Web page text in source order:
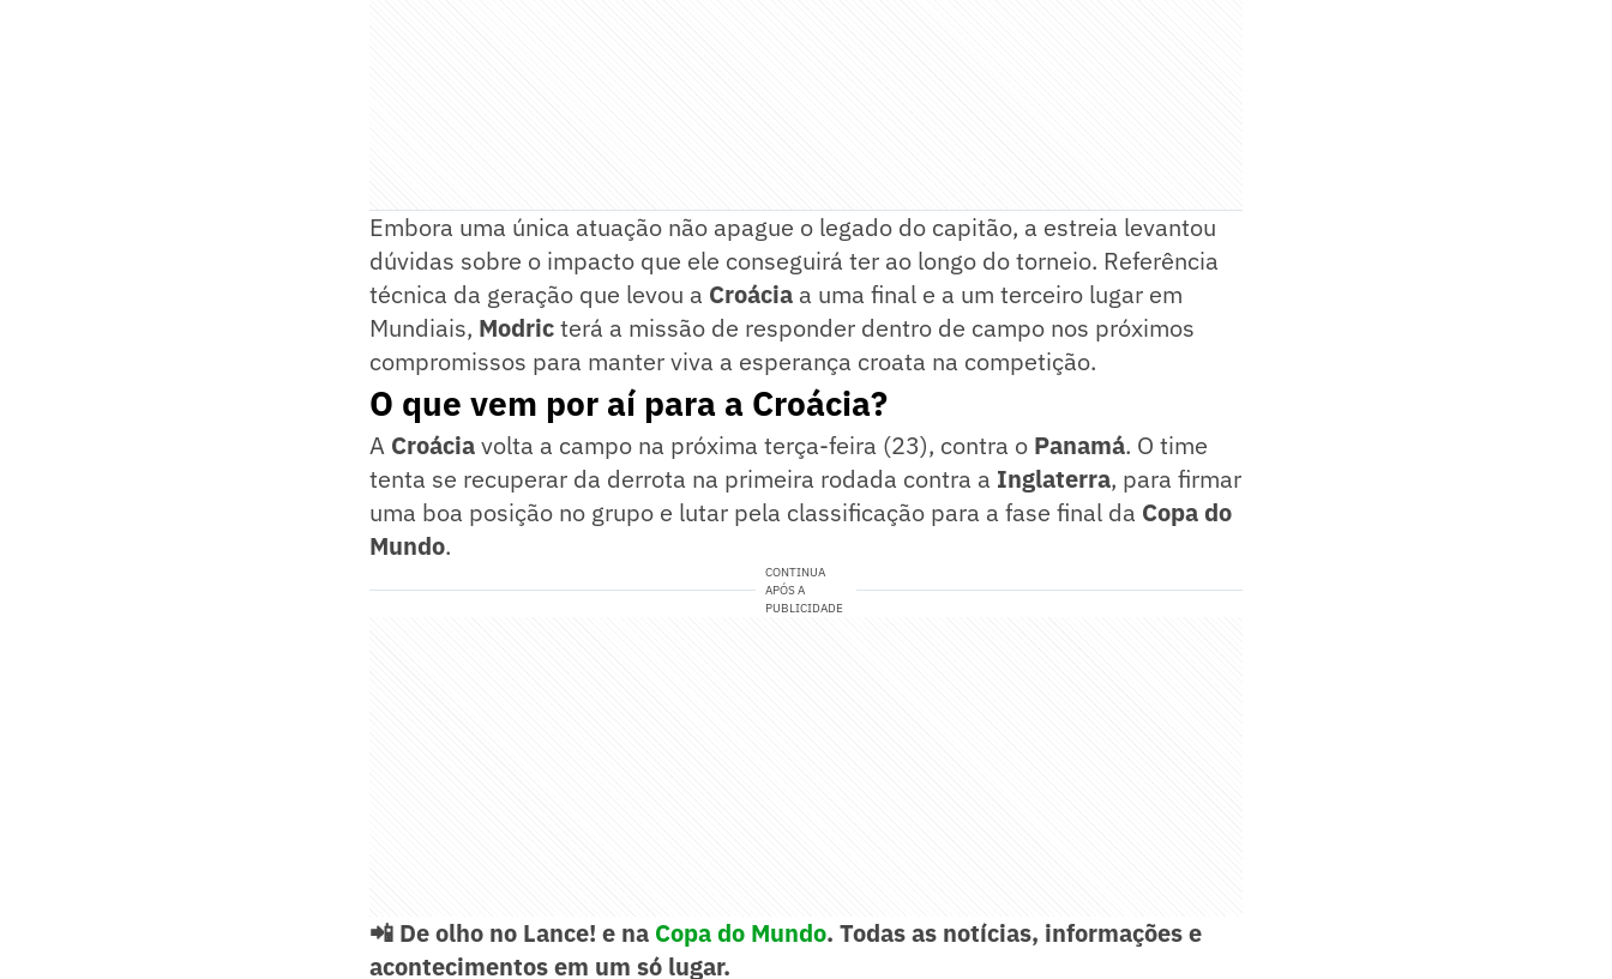
Embora uma única atuação não apague o legado do capitão, a estreia levantou
dúvidas sobre o impacto que ele conseguirá ter ao longo do torneio. Referência
técnica da geração que levou a Croácia a uma final e a um terceiro lugar em
Mundiais, Modricterá a missão de responder dentro de campo nos próximos
compromissos para manter viva a esperança croata na competição.
O que vem por aí para a Croácia?
A Croáciavolta a campo na próxima terça-feira (23), contra o Panamá. O time
tenta se recuperar da derrota na primeira rodada contra a Inglaterra, para firmar
uma boa posição no grupo e lutar pela classificação para a fase final da Copa do
Mundo.
CONTINUA
APÓS A
PUBLICIDADE
📲 De olho no Lance! e na Copa do Mundo. Todas as notícias, informações e
acontecimentos em um só lugar.